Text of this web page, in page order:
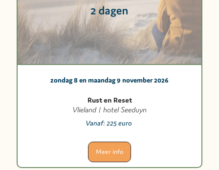
zondag 8 en maandag 9 november 2026
Rust en Reset
Vlieland | hotel Seeduyn
Vanaf:225 euro
Meer info